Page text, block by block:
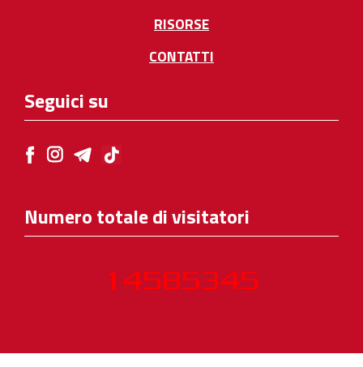
RISORSE
CONTATTI
Seguici su
Numero totale di visitatori